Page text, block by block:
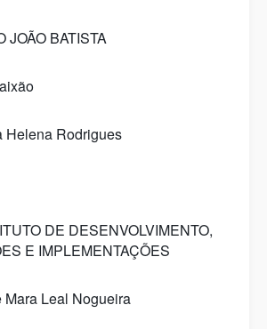
JOÃO BATISTA
Helena Rodrigues
DE DESENVOLVIMENTO,
E IMPLEMENTAÇÕES
Mara Leal Nogueira